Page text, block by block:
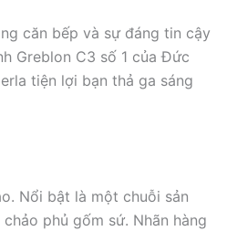
căn bếp và sự đáng tin cậy
Greblon C3 số 1 của Đức
tiện lợi bạn thả ga sáng
Nổi bật là một chuỗi sản
phủ gốm sứ. Nhãn hàng